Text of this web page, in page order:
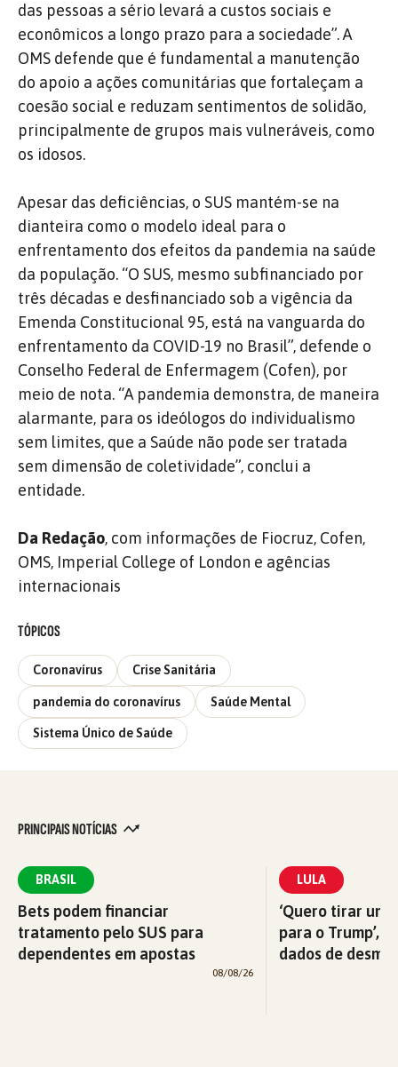
das pessoas a sério levará a custos sociais e
econômicos a longo prazo para a sociedade”. A
OMS defende que é fundamental a manutenção
do apoio a ações comunitárias que fortaleçam a
coesão social e reduzam sentimentos de solidão,
principalmente de grupos mais vulneráveis, como
os idosos.
Apesar das deficiências, o SUS mantém-se na
dianteira como o modelo ideal para o
enfrentamento dos efeitos da pandemia na saúde
da população. “O SUS, mesmo subfinanciado por
três décadas e desfinanciado sob a vigência da
Emenda Constitucional 95, está na vanguarda do
enfrentamento da COVID-19 no Brasil”, defende o
Conselho Federal de Enfermagem (Cofen), por
meio de nota. “A pandemia demonstra, de maneira
alarmante, para os ideólogos do individualismo
sem limites, que a Saúde não pode ser tratada
sem dimensão de coletividade”, conclui a
entidade.
Da Redação, com informações de Fiocruz, Cofen,
OMS, Imperial College of London e agências
internacionais
TÓPICOS
Coronavírus Crise Sanitária
pandemia do coronavírus Saúde Mental
Sistema Único de Saúde
PRINCIPAIS NOTÍCIAS
BRASIL
Bets podem financiar
tratamento pelo SUS para
dependentes em apostas
08/08/26
LULA
‘Quero tirar
para o Trump’,
dados de